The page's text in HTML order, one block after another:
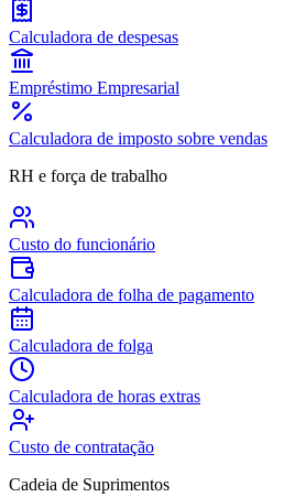
Calculadora de despesas
Empréstimo Empresarial
Calculadora de imposto sobre vendas
RH e força de trabalho
Custo do funcionário
Calculadora de folha de pagamento
Calculadora de folga
Calculadora de horas extras
Custo de contratação
Cadeia de Suprimentos